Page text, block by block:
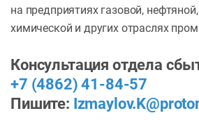
на предприятиях газовой,
химической и других отраслях
Консультация отдела
+7 (4862) 41-84-57
Пишите: